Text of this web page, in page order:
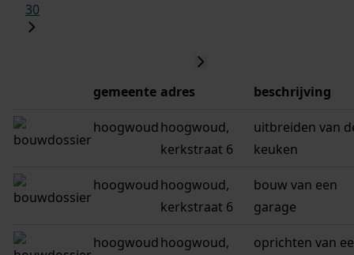
30
gemeente adres beschrijving
hoogwoudhoogwoud,
kerkstraat 6
uitbreiden van
keuken
hoogwoudhoogwoud,
kerkstraat 6
bouw van een
garage
hoogwoudhoogwoud,
oprichten van